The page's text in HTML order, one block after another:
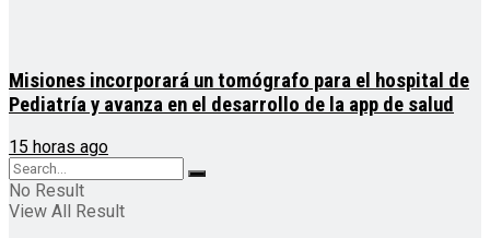
Misiones incorporará un tomógrafo para el hospital de
Pediatría y avanza en el desarrollo de la app de salud
15 horas ago
No Result
View All Result